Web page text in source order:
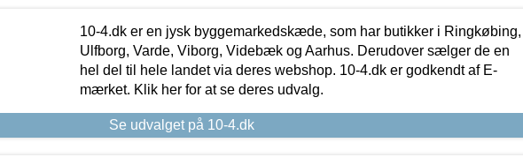
10-4.dk er en jysk byggemarkedskæde, som har butikker i Ringkøbing,
Ulfborg, Varde, Viborg, Videbæk og Aarhus. Derudover sælger de en
hel del til hele landet via deres webshop. 10-4.dk er godkendt af E-
mærket. Klik her for at se deres udvalg.
Se udvalget på 10-4.dk